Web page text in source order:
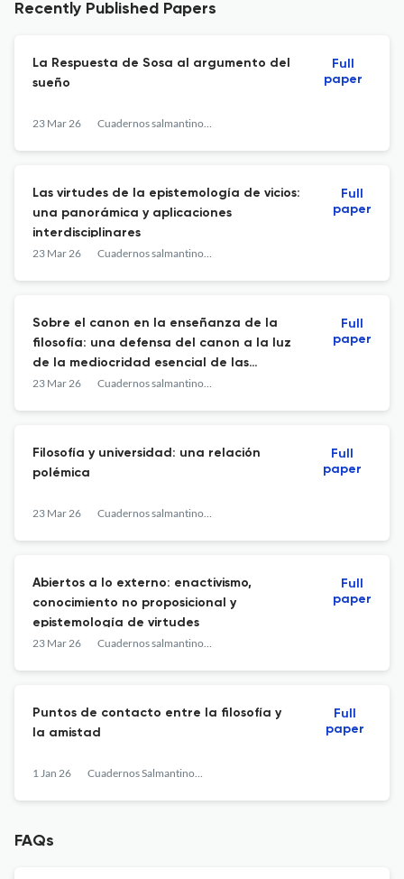
Recently Published Papers
La Respuesta de Sosa al argumento del
sueño
23 Mar 26 Cuadernos salmantinos de filosofía
Full
paper
Las virtudes de la epistemología de vicios:
una panorámica y aplicaciones
interdisciplinares
23 Mar 26 Cuadernos salmantinos de filosofía
Full
paper
Sobre el canon en la enseñanza de la
filosofía: una defensa del canon a la luz
de la mediocridad esencial de las
instituciones
23 Mar 26 Cuadernos salmantinos de filosofía
Full
paper
Filosofía y universidad: una relación
polémica
23 Mar 26 Cuadernos salmantinos de filosofía
Full
paper
Abiertos a lo externo: enactivismo,
conocimiento no proposicional y
epistemología de virtudes
23 Mar 26 Cuadernos salmantinos de filosofía
Full
paper
Puntos de contacto entre la filosofía y
la amistad
1 Jan 26 Cuadernos Salmantinos de Filosofía
Full
paper
FAQs